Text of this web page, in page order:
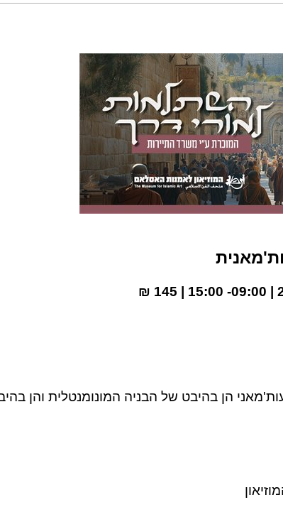
09:00- 15:00
הן בהיבט של הבניה המונומנטלית והן